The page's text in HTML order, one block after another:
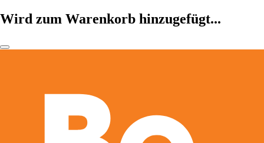
Wird zum Warenkorb hinzugefügt...